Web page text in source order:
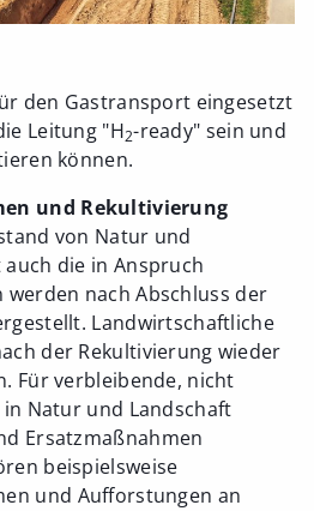
den Gastransport eingesetzt
Leitung "H2-ready" sein und
können.
und Rekultivierung
von Natur und
die in Anspruch
werden nach Abschluss der
Landwirtschaftliche
der Rekultivierung wieder
Für verbleibende, nicht
Natur und Landschaft
Ersatzmaßnahmen
beispielsweise
und Aufforstungen an